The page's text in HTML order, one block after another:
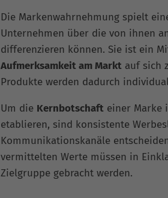
Die Markenwahrnehmung spielt
Unternehmen über die von ihnen
differenzieren können. Sie ist ein
Aufmerksamkeit am Markt auf sich
Produkte werden dadurch
Um die Kernbotschaft einer Marke
etablieren, sind konsistente
Kommunikationskanäle
vermittelten Werte müssen in
Zielgruppe gebracht werden.